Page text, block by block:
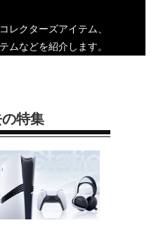
レクターズアイテム、
ムなどを紹介します。
特集